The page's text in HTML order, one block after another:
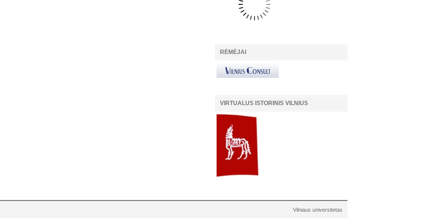
RĖMĖJAI
VIRTUALUS ISTORINIS VILNIUS
Vilniaus universitetas